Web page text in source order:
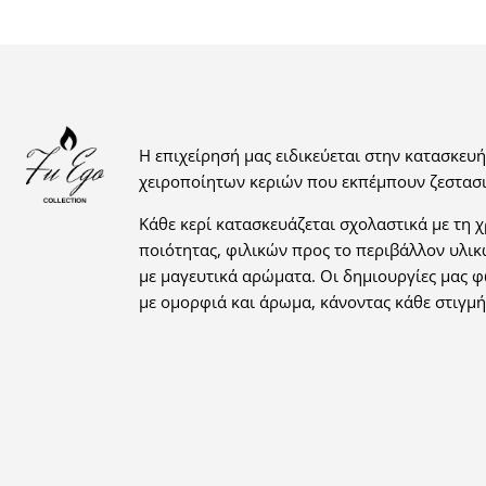
Η επιχείρησή μας ειδικεύεται στην
χειροποίητων κεριών που εκπέμπουν
Κάθε κερί κατασκευάζεται σχολαστικά με τη
ποιότητας, φιλικών προς το περιβάλλον
με μαγευτικά αρώματα. Οι δημιουργίες μας
με ομορφιά και άρωμα, κάνοντας κάθε